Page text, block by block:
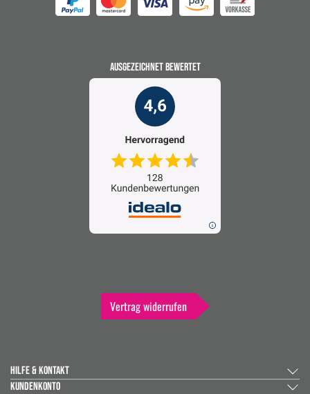
AUSGEZEICHNET BEWERTET
Vertrag widerrufen
HILFE & KONTAKT
KUNDENKONTO